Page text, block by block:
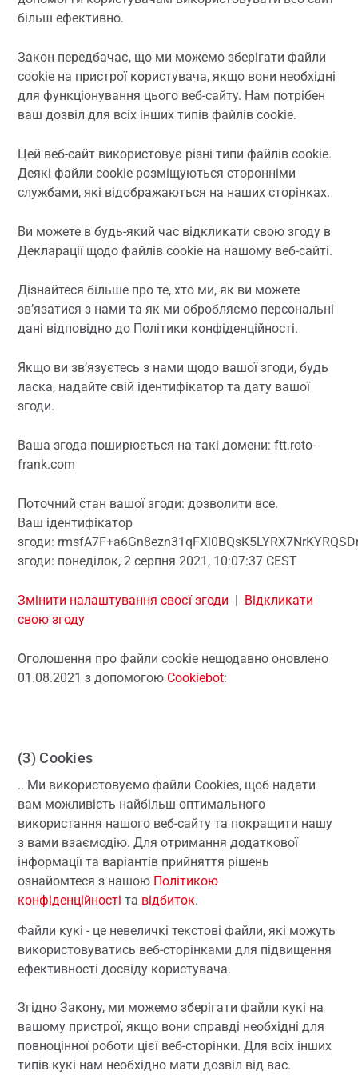
більш ефективно.
Закон передбачає, що ми можемо зберігати файли
cookie на пристрої користувача, якщо вони необхідні
для функціонування цього веб-сайту. Нам потрібен
ваш дозвіл для всіх інших типів файлів cookie.
Цей веб-сайт використовує різні типи файлів cookie.
Деякі файли cookie розміщуються сторонніми
службами, які відображаються на наших сторінках.
Ви можете в будь-який час відкликати свою згоду в
Декларації щодо файлів cookie на нашому веб-сайті.
Дізнайтеся більше про те, хто ми, як ви можете
зв’язатися з нами та як ми обробляємо персональні
дані відповідно до Політики конфіденційності.
Якщо ви зв’язуєтесь з нами щодо вашої згоди, будь
ласка, надайте свій ідентифікатор та дату вашої
згоди.
Ваша згода поширюється на такі домени: ftt.roto-
frank.com
Поточний стан вашої згоди: дозволити все.
Ваш ідентифікатор
згоди:
згоди: понеділок, 2 серпня 2021, 10:07:37 CEST
Змінити налаштування своєї згоди | Відкликати
свою згоду
Оголошення про файли cookie нещодавно оновлено
01.08.2021 з допомогою Cookiebot:
(3) Cookies
.. Ми використовуємо файли Cookies, щоб надати
вам можливість найбільш оптимального
використання нашого веб-сайту та покращити нашу
з вами взаємодію. Для отримання додаткової
інформації та варіантів прийняття рішень
ознайомтеся з нашою Політикою
конфіденційності та відбиток.
Файли кукі - це невеличкі текстові файли, які можуть
використовуватись веб-сторінками для підвищення
ефективності досвіду користувача.
Згідно Закону, ми можемо зберігати файли кукі на
вашому пристрої, якщо вони справді необхідні для
повноцінної роботи цієї веб-сторінки. Для всіх інших
типів кукі нам необхідно мати дозвіл від вас.